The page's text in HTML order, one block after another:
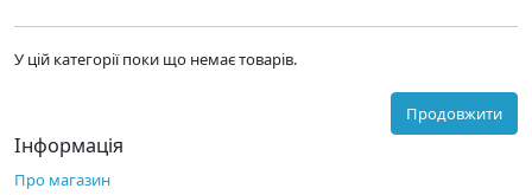
У цій категорії поки що немає товарів.
Продовжити
Інформація
Про магазин